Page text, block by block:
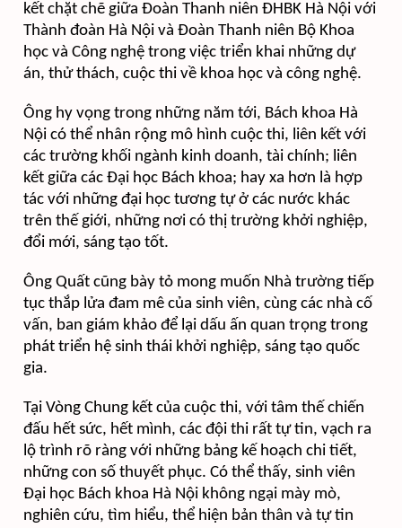
kết chặt chẽ giữa Đoàn Thanh niên ĐHBK Hà Nội với
Thành đoàn Hà Nội và Đoàn Thanh niên Bộ Khoa
học và Công nghệ trong việc triển khai những dự
án, thử thách, cuộc thi về khoa học và công nghệ.
Ông hy vọng trong những năm tới, Bách khoa Hà
Nội có thể nhân rộng mô hình cuộc thi, liên kết với
các trường khối ngành kinh doanh, tài chính; liên
kết giữa các Đại học Bách khoa; hay xa hơn là hợp
tác với những đại học tương tự ở các nước khác
trên thế giới, những nơi có thị trường khởi nghiệp,
đổi mới, sáng tạo tốt.
Ông Quất cũng bày tỏ mong muốn Nhà trường tiếp
tục thắp lửa đam mê của sinh viên, cùng các nhà cố
vấn, ban giám khảo để lại dấu ấn quan trọng trong
phát triển hệ sinh thái khởi nghiệp, sáng tạo quốc
gia.
Tại Vòng Chung kết của cuộc thi, với tâm thế chiến
đấu hết sức, hết mình, các đội thi rất tự tin, vạch ra
lộ trình rõ ràng với những bảng kế hoạch chi tiết,
những con số thuyết phục. Có thể thấy, sinh viên
Đại học Bách khoa Hà Nội không ngại mày mò,
nghiên cứu, tìm hiểu, thể hiện bản thân và tự tin